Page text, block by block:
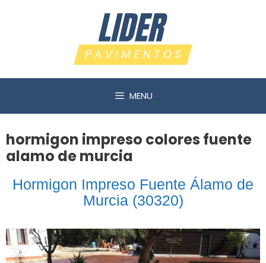
MENU
hormigon impreso colores fuente
alamo de murcia
Hormigon Impreso Fuente Álamo de
Murcia (30320)